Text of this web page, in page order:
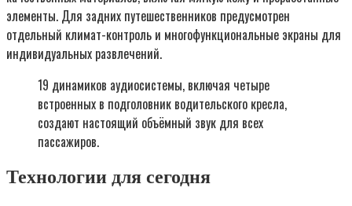
элементы. Для задних путешественников предусмотрен
отдельный климат-контроль и многофункциональные экраны для
индивидуальных развлечений.
19 динамиков аудиосистемы, включая четыре
встроенных в подголовник водительского кресла,
создают настоящий объёмный звук для всех
пассажиров.
Технологии для сегодня